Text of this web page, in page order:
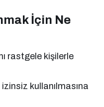
İçin Ne
rastgele kişilerle
kullanılmasına